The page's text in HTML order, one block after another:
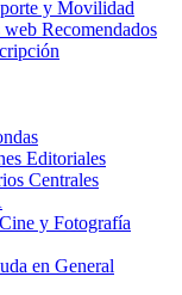
y Movilidad
web Recomendados
Editoriales
Centrales
y Fotografía
en General